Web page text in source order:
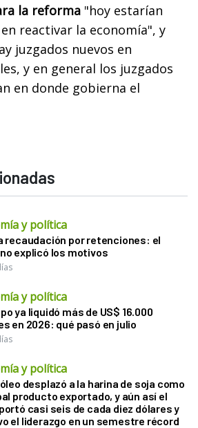
la reforma "hoy estarían
reactivar la economía", y
juzgados nuevos en
y en general los juzgados
en donde gobierna el
y política
recaudación por retenciones: el
explicó los motivos
y política
ya liquidó más de US$ 16.000
en 2026: qué pasó en julio
y política
desplazó a la harina de soja como
producto exportado, y aún así el
casi seis de cada diez dólares y
el liderazgo en un semestre récord